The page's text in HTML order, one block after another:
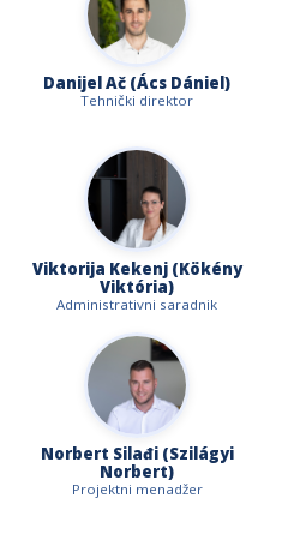
Danijel Ač (Ács Dániel)
Tehnički direktor
Viktorija Kekenj (Kökény
Viktória)
Administrativni saradnik
Norbert Silađi (Szilágyi
Norbert)
Projektni menadžer